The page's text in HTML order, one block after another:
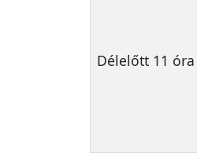
Délelőtt 11 óra